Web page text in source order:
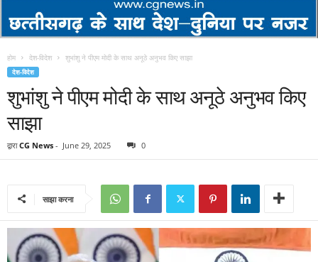
होम देश-विदेश शुभांशु ने पीएम मोदी के साथ अनूठे अनुभव किए साझा
देश-विदेश
शुभांशु ने पीएम मोदी के साथ अनूठे अनुभव किए
साझा
द्वारा CG News - June 29, 2025 0
साझा करना